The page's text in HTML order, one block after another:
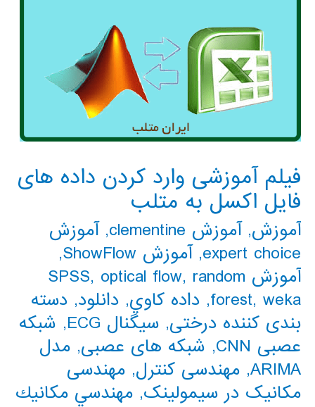
فیلم آموزشی وارد کردن داده های
فایل اکسل به متلب
آموزش,آموزش clementine ,آموزش
expert choice
,آموزش ShowFlow
,
آموزش SPSS
, optical flow, random
forest, weka
, داده كاوي, دانلود, دسته
بندی کننده درختی, سیگنال ECG , شبکه
عصبی CNN
, شبکه های عصبی, مدل
ARIMA
, مهندسی کنترل, مهندسی
مکانیک در سیمولینک, مهندسي مكانيك